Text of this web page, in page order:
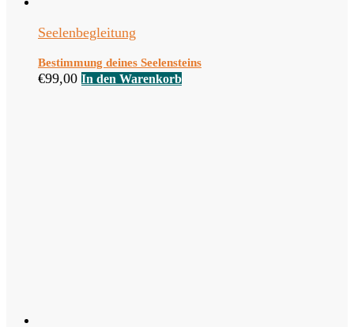
Seelenbegleitung
Bestimmung deines Seelensteins
€99,00 In den Warenkorb